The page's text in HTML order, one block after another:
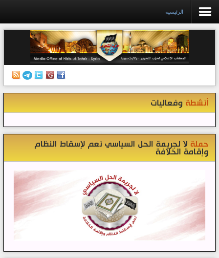
الرئيسية
إصدارات
أنشطة وفعاليات
الكتب
تواصل معنا
إذاعة المكتب/ سوريا
قناتنا على تيليغرام
الرئيسية
أنشطة وفعاليات
حملة لا لجريمة الحل السياسي نعم لإسقاط النظام
وإقامة الخلافة